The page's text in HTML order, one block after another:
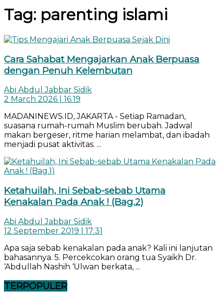
Tag: parenting islami
Cara Sahabat Mengajarkan Anak Berpuasa
dengan Penuh Kelembutan
Abi Abdul Jabbar Sidik
2 March 2026 | 16:19
MADANINEWS.ID, JAKARTA - Setiap Ramadan,
suasana rumah-rumah Muslim berubah. Jadwal
makan bergeser, ritme harian melambat, dan ibadah
menjadi pusat aktivitas. ...
Ketahuilah, Ini Sebab-sebab Utama
Kenakalan Pada Anak ! (Bag.2)
Abi Abdul Jabbar Sidik
12 September 2019 | 17:31
Apa saja sebab kenakalan pada anak? Kali ini lanjutan
bahasannya. 5. Percekcokan orang tua Syaikh Dr.
‘Abdullah Nashih ‘Ulwan berkata, ...
TERPOPULER